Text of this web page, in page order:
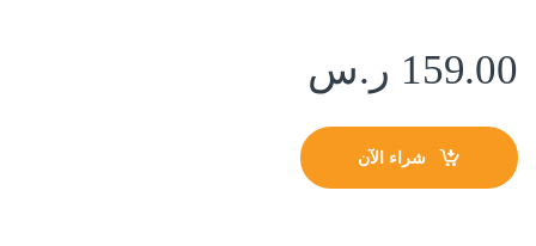
159.00 ر.س
شراء الآن